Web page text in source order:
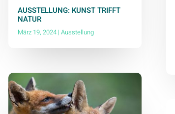
AUSSTELLUNG: KUNST TRIFFT
NATUR
März 19, 2024 |Ausstellung